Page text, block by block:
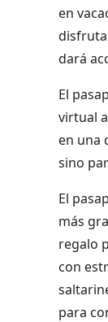
en
dará
El
virtual
en una
sino
El
más
regalo
con
para